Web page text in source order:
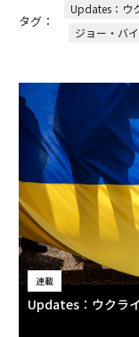
タグ：
Updates：ウ
ジョー・バ
連載
Updates：ウクラ